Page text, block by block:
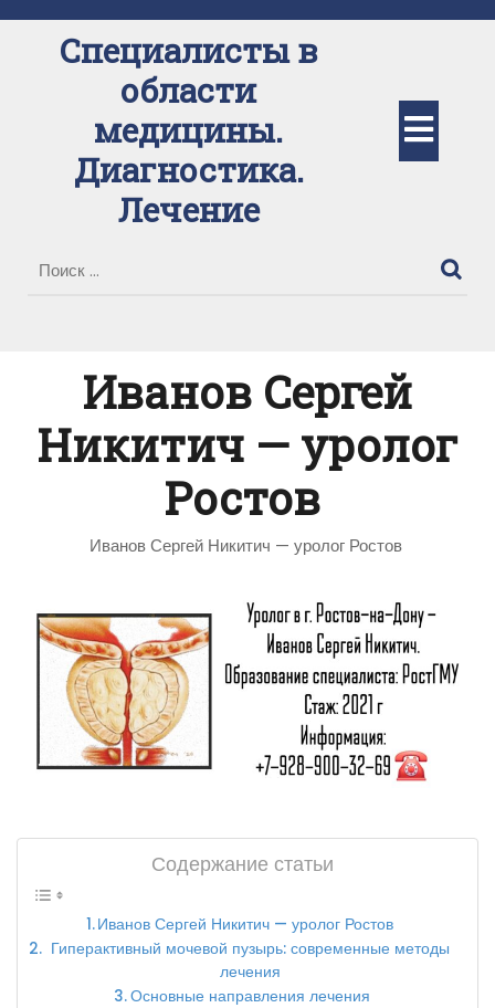
содержимомуСпециалисты в
области
медицины.
Диагностика.
Лечение
Иванов Сергей
Никитич — уролог
Ростов
Иванов Сергей Никитич — уролог Ростов
Содержание статьи
Иванов Сергей Никитич — уролог Ростов
Гиперактивный мочевой пузырь: современные методы
лечения
Основные направления лечения